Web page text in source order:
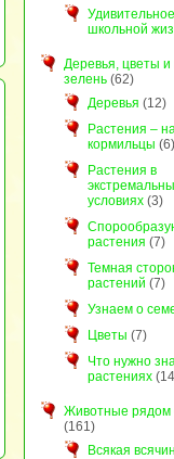
школьной
Деревья, цветы и
зелень(62)
Деревья (12)
Растения –
кормильцы (6)
Растения в
условиях(3)
растения (7)
Темная
растений (7)
Узнаем о
Цветы (7)
Что нужно
растениях
Животные рядом
(161)
Всякая